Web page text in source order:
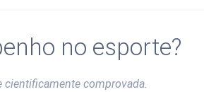
no esporte?
cientificamente comprovada.